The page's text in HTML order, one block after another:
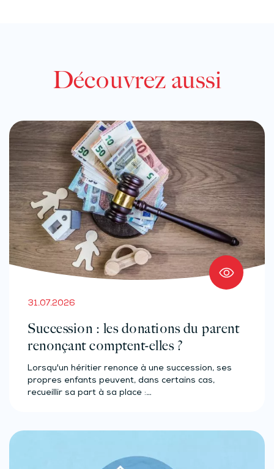
Découvrez aussi
31.07.2026
Succession : les donations du parent
renonçant comptent-elles ?
Lorsqu'un héritier renonce à une succession, ses
propres enfants peuvent, dans certains cas,
recueillir sa part à sa place :…